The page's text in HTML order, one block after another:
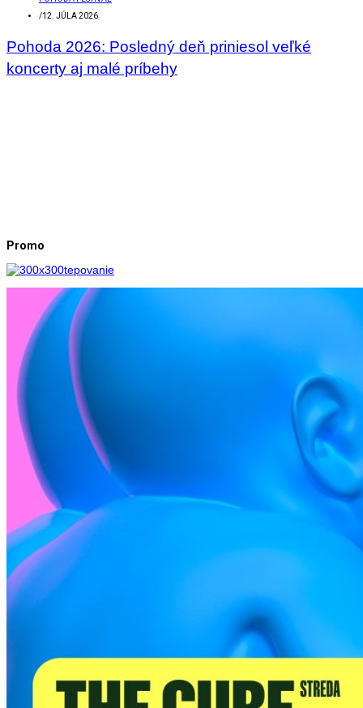
/12. JÚLA 2026
Pohoda 2026: Posledný deň priniesol veľké
koncerty aj malé príbehy
Promo